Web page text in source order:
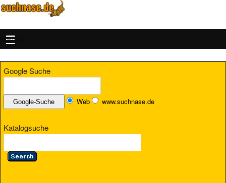
MENU
Google Suche
Web www.suchnase.de
Katalogsuche